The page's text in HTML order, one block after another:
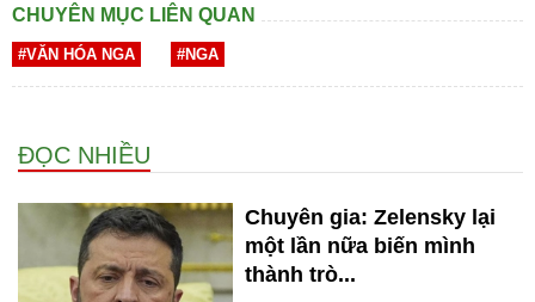
CHUYÊN MỤC LIÊN QUAN
#VĂN HÓA NGA #NGA
ĐỌC NHIỀU
Chuyên gia: Zelensky lại
một lần nữa biến mình
thành trò...